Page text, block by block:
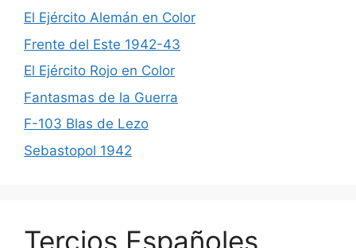
El Ejército Alemán en Color
Frente del Este 1942-43
El Ejército Rojo en Color
Fantasmas de la Guerra
F-103 Blas de Lezo
Sebastopol 1942
Tercios Españoles